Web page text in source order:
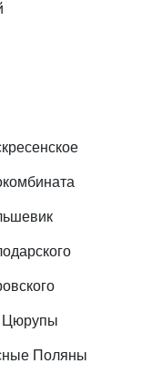
Цюрупы
Поляны